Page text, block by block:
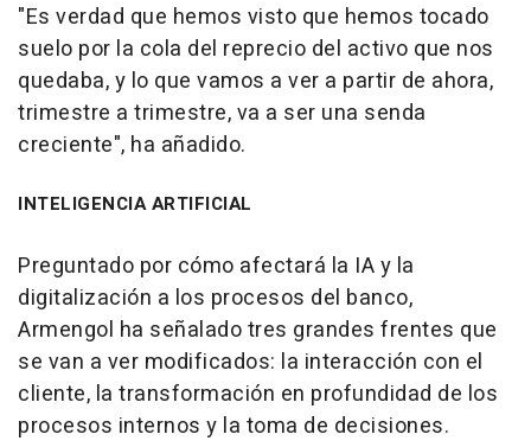
"Es verdad que hemos visto que hemos tocado
suelo por la cola del reprecio del activo que nos
quedaba, y lo que vamos a ver a partir de ahora,
trimestre a trimestre, va a ser una senda
creciente", ha añadido.
INTELIGENCIA ARTIFICIAL
Preguntado por cómo afectará la IA y la
digitalización a los procesos del banco,
Armengol ha señalado tres grandes frentes que
se van a ver modificados: la interacción con el
cliente, la transformación en profundidad de los
procesos internos y la toma de decisiones.